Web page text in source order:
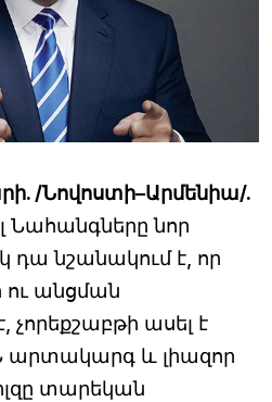
/Նովոստի–Արմենիա/.
Նահանգները նոր
դա նշանակում է, որ
ու անցման
ասել է
արտակարգ և լիազոր
տարեկան